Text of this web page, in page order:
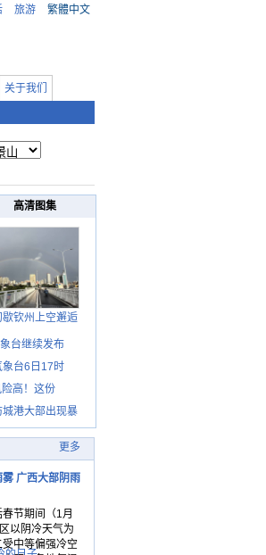
旅游 繁體中文
关于我们
高清图集
歇钦州上空邂逅
台继续发布
象台6日17时
高！这份
城港大部出现暴
更多
广西大部阴雨
节期间（1月
以阴冷天气为
中等偏强冷空